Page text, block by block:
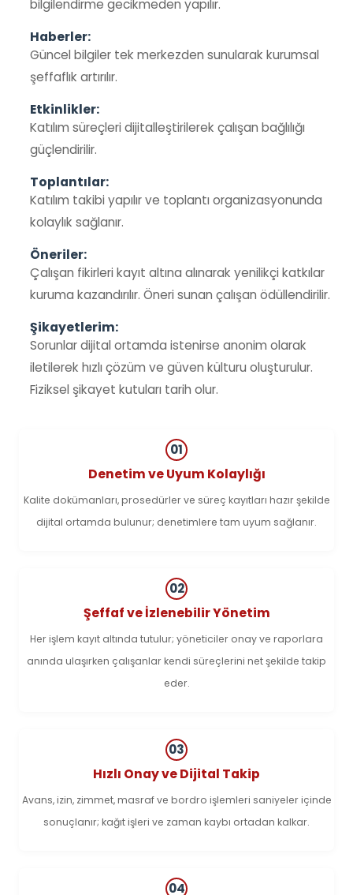
bilgilendirme gecikmeden yapılır.
Haberler:
Güncel bilgiler tek merkezden sunularak kurumsal
şeffaflık artırılır.
Etkinlikler:
Katılım süreçleri dijitalleştirilerek çalışan bağlılığı
güçlendirilir.
Toplantılar:
Katılım takibi yapılır ve toplantı organizasyonunda
kolaylık sağlanır.
Öneriler:
Çalışan fikirleri kayıt altına alınarak yenilikçi katkılar
kuruma kazandırılır. Öneri sunan çalışan ödüllendirilir.
Şikayetlerim:
Sorunlar dijital ortamda istenirse anonim olarak
iletilerek hızlı çözüm ve güven külturu oluşturulur.
Fiziksel şikayet kutuları tarih olur.
01
Denetim ve Uyum Kolaylığı
Kalite dokümanları, prosedürler ve süreç kayıtları hazır şekilde
dijital ortamda bulunur; denetimlere tam uyum sağlanır.
02
Şeffaf ve İzlenebilir Yönetim
Her işlem kayıt altında tutulur; yöneticiler onay ve raporlara
anında ulaşırken çalışanlar kendi süreçlerini net şekilde takip
eder.
03
Hızlı Onay ve Dijital Takip
Avans, izin, zimmet, masraf ve bordro işlemleri saniyeler içinde
sonuçlanır; kağıt işleri ve zaman kaybı ortadan kalkar.
04